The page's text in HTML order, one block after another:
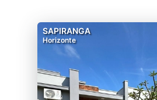
SAPIRANGA
Horizonte